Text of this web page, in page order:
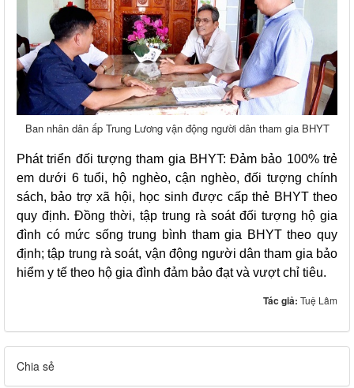
Ban nhân dân ấp Trung Lương vận động người dân tham gia BHYT
Phát triển đối tượng tham gia BHYT: Đảm bảo 100% trẻ
em dưới 6 tuổi, hộ nghèo, cận nghèo, đối tượng chính
sách, bảo trợ xã hội, học sinh được cấp thẻ BHYT theo
quy định. Đồng thời, tập trung rà soát đối tượng hộ gia
đình có mức sống trung bình tham gia BHYT theo quy
định; tập trung rà soát, vận động người dân tham gia bảo
hiểm y tế theo hộ gia đình đảm bảo đạt và vượt chỉ tiêu.
Tác giả: Tuệ Lâm
Chia sẻ